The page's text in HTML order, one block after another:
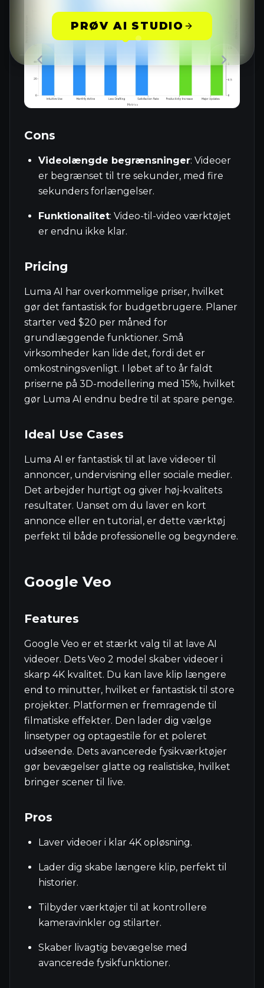
Cons
Videolængde begrænsninger: Videoer
er begrænset til tre sekunder, med fire
sekunders forlængelser.
Funktionalitet: Video-til-video værktøjet
er endnu ikke klar.
Pricing
Luma AI har overkommelige priser, hvilket
gør det fantastisk for budgetbrugere. Planer
starter ved $20 per måned for
grundlæggende funktioner. Små
virksomheder kan lide det, fordi det er
omkostningsvenligt. I løbet af to år faldt
priserne på 3D-modellering med 15%, hvilket
gør Luma AI endnu bedre til at spare penge.
Ideal Use Cases
Luma AI er fantastisk til at lave videoer til
annoncer, undervisning eller sociale medier.
Det arbejder hurtigt og giver høj-kvalitets
resultater. Uanset om du laver en kort
annonce eller en tutorial, er dette værktøj
perfekt til både professionelle og begyndere.
Google Veo
Features
Google Veo er et stærkt valg til at lave AI
videoer. Dets Veo 2 model skaber videoer i
skarp 4K kvalitet. Du kan lave klip længere
end to minutter, hvilket er fantastisk til store
projekter. Platformen er fremragende til
filmatiske effekter. Den lader dig vælge
linsetyper og optagestile for et poleret
udseende. Dets avancerede fysikværktøjer
gør bevægelser glatte og realistiske, hvilket
bringer scener til live.
Pros
Laver videoer i klar 4K opløsning.
Lader dig skabe længere klip, perfekt til
historier.
Tilbyder værktøjer til at kontrollere
kameravinkler og stilarter.
Skaber livagtig bevægelse med
avancerede fysikfunktioner.
PRØV AI STUDIO